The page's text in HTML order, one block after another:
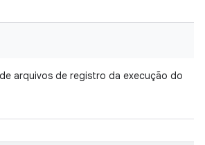
arquivos de registro da execução do